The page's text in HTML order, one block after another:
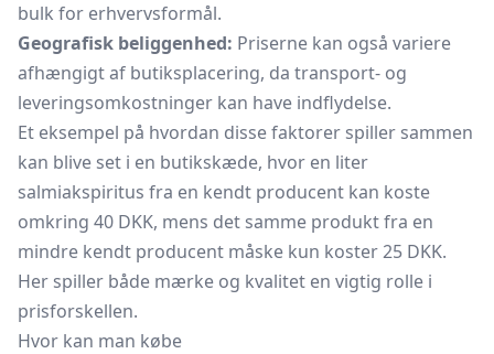
bulk for erhvervsformål.
Geografisk beliggenhed: Priserne kan også variere
afhængigt af butiksplacering, da transport- og
leveringsomkostninger kan have indflydelse.
Et eksempel på hvordan disse faktorer spiller sammen
kan blive set i en butikskæde, hvor en liter
salmiakspiritus fra en kendt producent kan koste
omkring 40 DKK, mens det samme produkt fra en
mindre kendt producent måske kun koster 25 DKK.
Her spiller både mærke og kvalitet en vigtig rolle i
prisforskellen.
Hvor kan man købe